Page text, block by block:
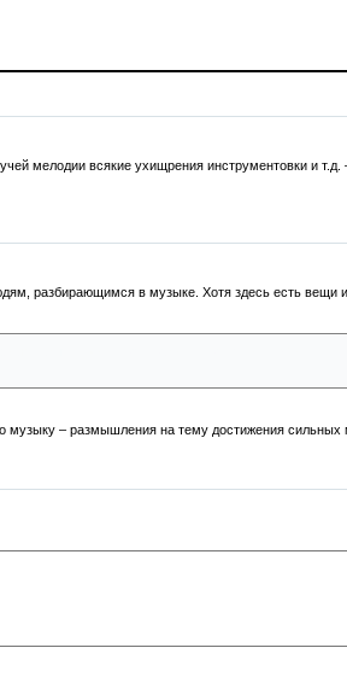
мелодии всякие ухищрения инструментовки и
разбирающимся в музыке. Хотя здесь есть
– размышления на тему достижения